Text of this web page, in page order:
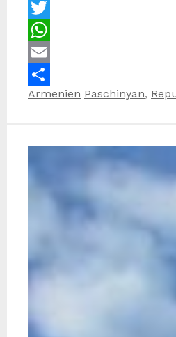
Facebook
Twitter
WhatsApp
Email
Teilen
Kategorien
Armenien Schlagwörter
Paschinyan,